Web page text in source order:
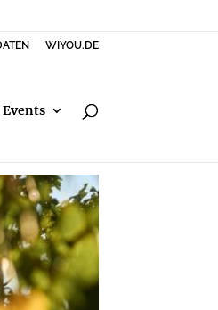
WIYOU.DE
Events